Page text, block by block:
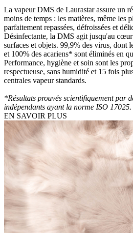
La vapeur DMS de Laurastar assure un
moins de temps : les matières, même les
parfaitement repassées, défroissées et
Désinfectante, la DMS agit jusqu'au cœur
surfaces et objets. 99,9% des virus, dont
et 100% des acariens* sont éliminés en
Performance, hygiène et soin sont les
respectueuse, sans humidité et 15 fois
centrales vapeur standards.
*Résultats prouvés scientifiquement par
indépendants ayant la norme ISO 17025.
EN SAVOIR PLUS